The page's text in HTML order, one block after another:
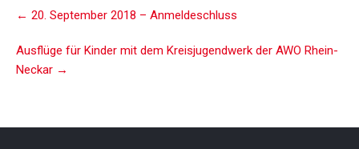
navigation
← 20. September 2018 – Anmeldeschluss
Ausflüge für Kinder mit dem Kreisjugendwerk der AWO Rhein-
Neckar →